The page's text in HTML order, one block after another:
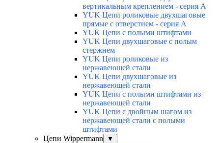
вертикальным креплением - серия А
YUK Цепи роликовые двухшаговые
прямые с отверстием - серия А
YUK Цепи с полыми штифтами
YUK Цепи двухшаговые с полым
стержнем
YUK Цепи роликовые из
нержавеющей стали
YUK Цепи двухшаговые из
нержавеющей стали
YUK Цепи с полыми штифтами из
нержавеющей стали
YUK Цепи с двойным шагом из
нержавеющей стали с полыми
штифтами
Цепи Wippermann
▼